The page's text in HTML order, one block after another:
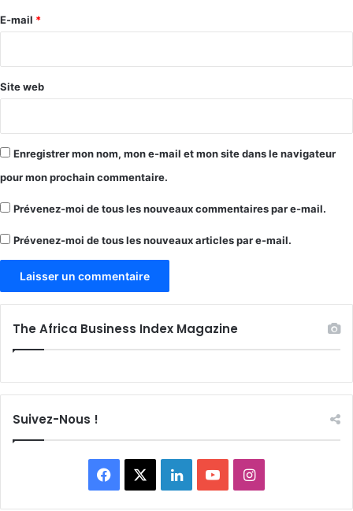
e
E-mail *
Site web
Enregistrer mon nom, mon e-mail et mon site dans le navigateur
pour mon prochain commentaire.
Prévenez-moi de tous les nouveaux commentaires par e-mail.
Prévenez-moi de tous les nouveaux articles par e-mail.
The Africa Business Index Magazine
Suivez-Nous !
Facebook LinkedinYouTubeInstagram